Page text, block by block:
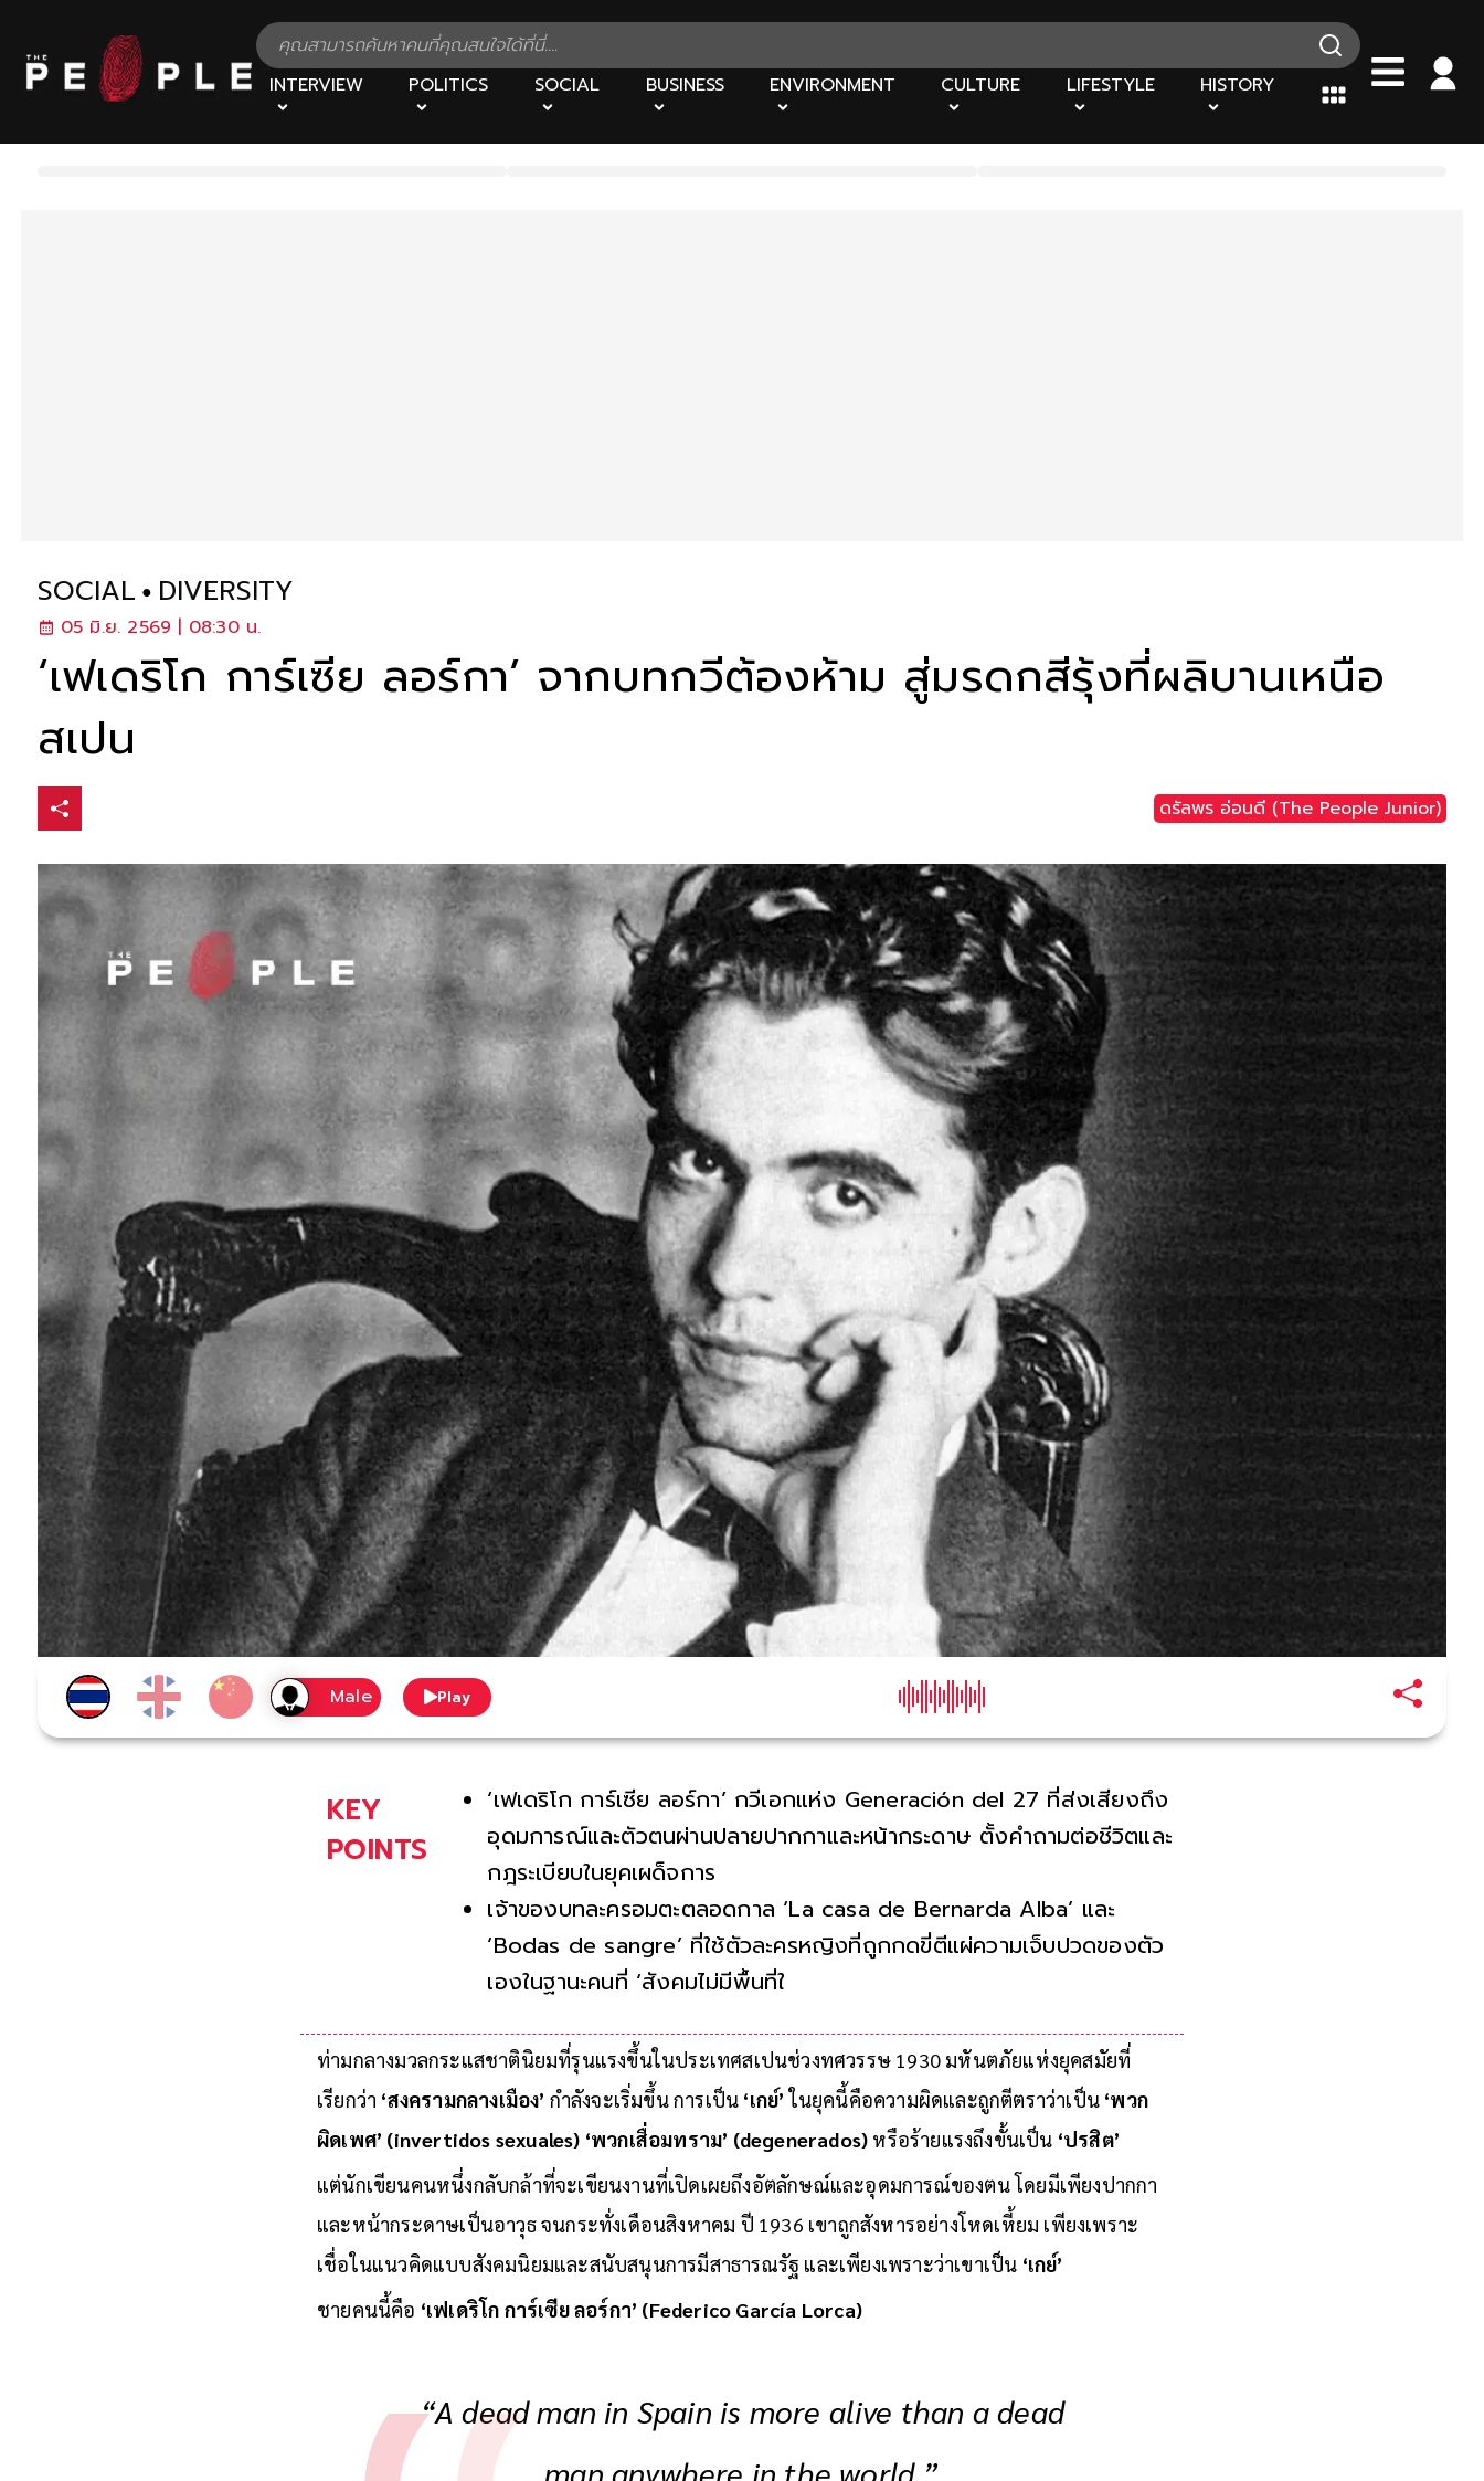
INTERVIEW POLITICS SOCIAL BUSINESS ENVIRONMENT CULTURE LIFESTYLE HISTORY
SOCIAL DIVERSITY
05 มิ.ย. 2569 | 08:30 น.
‘เฟเดริโก การ์เซีย ลอร์กา’ จากบทกวีต้องห้าม สู่มรดกสีรุ้งที่ผลิบานเหนือ
สเปน
ดรัลพร อ่อนดี (The People Junior)
Play
KEY
POINTS
‘เฟเดริโก การ์เซีย ลอร์กา’ กวีเอกแห่ง Generación del 27 ที่ส่งเสียงถึง
อุดมการณ์และตัวตนผ่านปลายปากกาและหน้ากระดาษ ตั้งคำถามต่อชีวิตและ
กฎระเบียบในยุคเผด็จการ
เจ้าของบทละครอมตะตลอดกาล ‘La casa de Bernarda Alba’ และ
‘Bodas de sangre’ ที่ใช้ตัวละครหญิงที่ถูกกดขี่ตีแผ่ความเจ็บปวดของตัว
เองในฐานะคนที่ ‘สังคมไม่มีพื้นที่ให้’
ท่ามกลางมวลกระแสชาตินิยมที่รุนแรงขึ้นในประเทศสเปนช่วงทศวรรษ 1930 มหันตภัยแห่งยุคสมัยที่
เรียกว่า ‘สงครามกลางเมือง’กำลังจะเริ่มขึ้น การเป็น‘เกย์’ในยุคนี้คือความผิดและถูกตีตราว่าเป็น‘พวก
ผิดเพศ’ (invertidos sexuales) ‘พวกเสื่อมทราม’ (degenerados)หรือร้ายแรงถึงขั้นเป็น‘ปรสิต’
แต่นักเขียนคนหนึ่งกลับกล้าที่จะเขียนงานที่เปิดเผยถึงอัตลักษณ์และอุดมการณ์ของตน โดยมีเพียงปากกา
และหน้ากระดาษเป็นอาวุธ จนกระทั่งเดือนสิงหาคม ปี 1936 เขาถูกสังหารอย่างโหดเหี้ยม เพียงเพราะ
เชื่อในแนวคิดแบบสังคมนิยมและสนับสนุนการมีสาธารณรัฐ และเพียงเพราะว่าเขาเป็น